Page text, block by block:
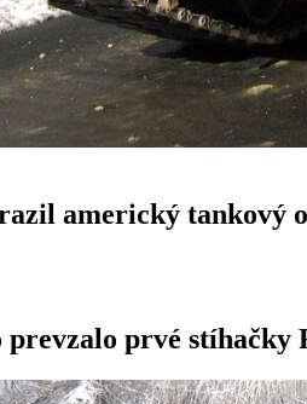
americký tankový
prvé stíhačky